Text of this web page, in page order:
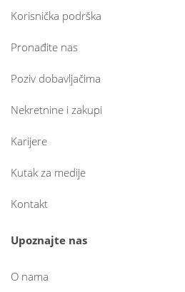
Korisnička podrška
Pronađite nas
Poziv dobavljačima
Nekretnine i zakupi
Karijere
Kutak za medije
Kontakt
Upoznajte nas
O nama